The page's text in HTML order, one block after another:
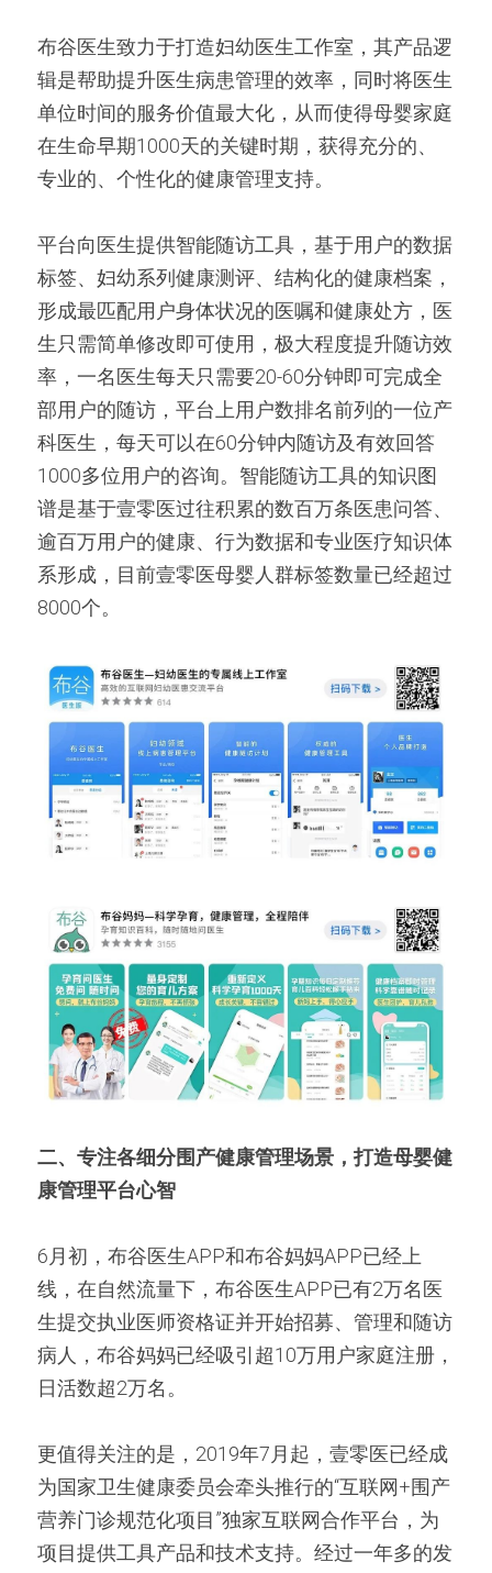
布谷医生致力于打造妇幼医生工作室，其产品逻
辑是帮助提升医生病患管理的效率，同时将医生
单位时间的服务价值最大化，从而使得母婴家庭
在生命早期1000天的关键时期，获得充分的、
专业的、个性化的健康管理支持。
平台向医生提供智能随访工具，基于用户的数据
标签、妇幼系列健康测评、结构化的健康档案，
形成最匹配用户身体状况的医嘱和健康处方，医
生只需简单修改即可使用，极大程度提升随访效
率，一名医生每天只需要20-60分钟即可完成全
部用户的随访，平台上用户数排名前列的一位产
科医生，每天可以在60分钟内随访及有效回答
1000多位用户的咨询。智能随访工具的知识图
谱是基于壹零医过往积累的数百万条医患问答、
逾百万用户的健康、行为数据和专业医疗知识体
系形成，目前壹零医母婴人群标签数量已经超过
8000个。
二、专注各细分围产健康管理场景，打造母婴健
康管理平台心智
6月初，布谷医生APP和布谷妈妈APP已经上
线，在自然流量下，布谷医生APP已有2万名医
生提交执业医师资格证并开始招募、管理和随访
病人，布谷妈妈已经吸引超10万用户家庭注册，
日活数超2万名。
更值得关注的是，2019年7月起，壹零医已经成
为国家卫生健康委员会牵头推行的“互联网+围产
营养门诊规范化项目”独家互联网合作平台，为
项目提供工具产品和技术支持。经过一年多的发